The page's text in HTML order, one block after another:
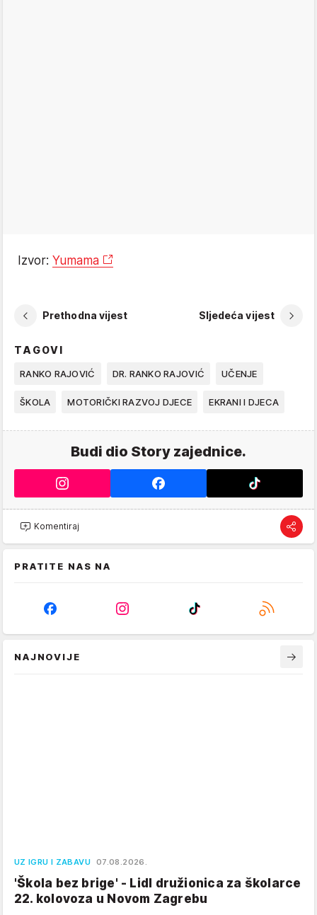
Izvor: Yumama
Prethodna vijest Sljedeća vijest
TAGOVI
RANKO RAJOVIĆ DR. RANKO RAJOVIĆ UČENJE
ŠKOLA MOTORIČKI RAZVOJ DJECE EKRANI I DJECA
Budi dio Story zajednice.
Komentiraj
PRATITE NAS NA
NAJNOVIJE
UZ IGRU I ZABAVU 07.08.2026.
'Škola bez brige' - Lidl družionica za školarce
22. kolovoza u Novom Zagrebu